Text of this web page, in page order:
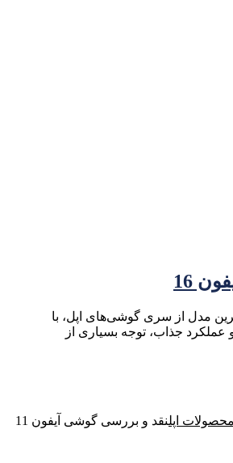
16
تازه‌ترین مدل از سری گوشی‌های اپل، با
عملکرد جذاب، توجه بسیاری از
اپل
نقد و بررسی گوشی آیفون 11